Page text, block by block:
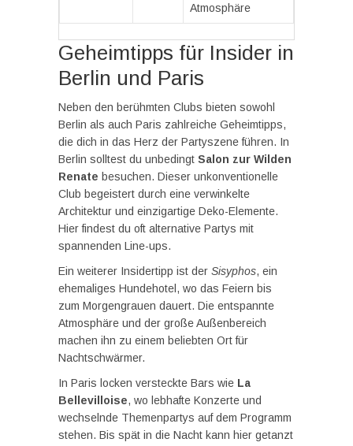
Atmosphäre
Geheimtipps für Insider in
Berlin und Paris
Neben den berühmten Clubs bieten sowohl
Berlin als auch Paris zahlreiche Geheimtipps,
die dich in das Herz der Partyszene führen. In
Berlin solltest du unbedingt Salon zur Wilden
Renate besuchen. Dieser unkonventionelle
Club begeistert durch eine verwinkelte
Architektur und einzigartige Deko-Elemente.
Hier findest du oft alternative Partys mit
spannenden Line-ups.
Ein weiterer Insidertipp ist der Sisyphos, ein
ehemaliges Hundehotel, wo das Feiern bis
zum Morgengrauen dauert. Die entspannte
Atmosphäre und der große Außenbereich
machen ihn zu einem beliebten Ort für
Nachtschwärmer.
In Paris locken versteckte Bars wie La
Bellevilloise, wo lebhafte Konzerte und
wechselnde Themenpartys auf dem Programm
stehen. Bis spät in die Nacht kann hier getanzt